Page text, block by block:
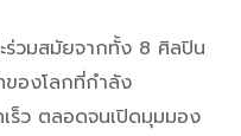
ร่วมสมัยจากทั้ง 8 ศิลปิน
ของโลกที่กำลัง
ร็ว ตลอดจนเปิดมุมมอง